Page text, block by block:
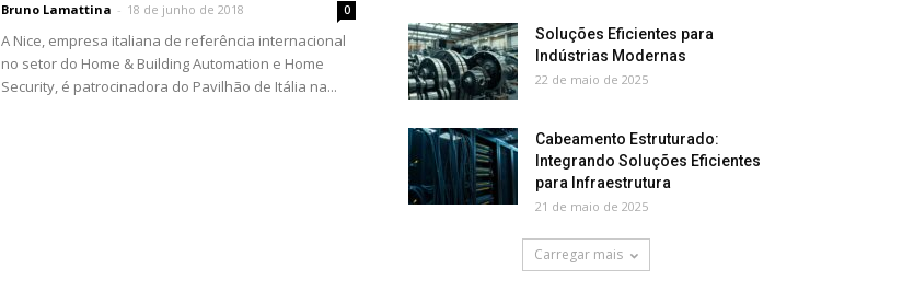
Bruno Lamattina - 18 de junho de 2018 0
A Nice, empresa italiana de referência internacional
no setor do Home & Building Automation e Home
Security, é patrocinadora do Pavilhão de Itália na...
Soluções Eficientes para
Indústrias Modernas
22 de maio de 2025
Cabeamento Estruturado:
Integrando Soluções Eficientes
para Infraestrutura
21 de maio de 2025
Carregar mais